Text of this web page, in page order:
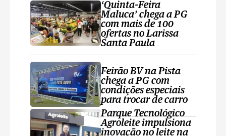
‘Quinta-Feira
Maluca’ chega a PG
com mais de 100
ofertas no Larissa
Santa Paula
Feirão BV na Pista
chega a PG com
condições especiais
para trocar de carro
Parque Tecnológico
Agroleite impulsiona
inovação no leite na